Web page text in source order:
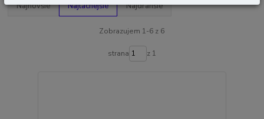
Najnovšie Najlacnejšie Najdrahšie
Zobrazujem 1-6 z 6
strana z 1